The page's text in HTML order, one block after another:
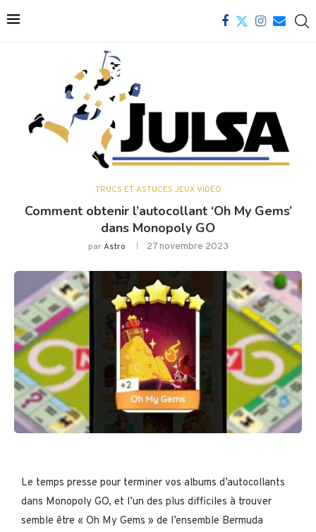
TRUCS ET ASTUCES JEUX VIDÉO
Comment obtenir l’autocollant ‘Oh My Gems’
dans Monopoly GO
parAstro 27 novembre 2023
Le temps presse pour terminer vos albums d’autocollants
dans Monopoly GO, et l’un des plus difficiles à trouver
semble être « Oh My Gems » de l’ensemble Bermuda